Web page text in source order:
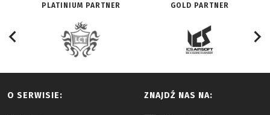
PLATINIUM PARTNER GOLD PARTNER
O SERWISIE: ZNAJDŹ NAS NA: